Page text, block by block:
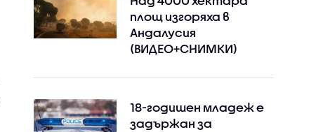
площ изгоряха в
Андалусия
(ВИДЕО+СНИМКИ)
18-годишен младеж е
задържан за